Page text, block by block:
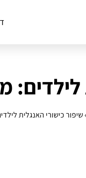
שיפור כישורי האנגלית